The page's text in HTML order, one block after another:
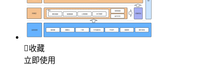
收藏
立即使用